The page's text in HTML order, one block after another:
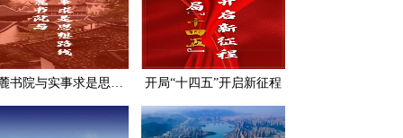
岳麓书院与实事求是思想路线 开局“十四五”开启新征程